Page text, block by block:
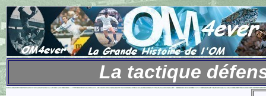
La tactique